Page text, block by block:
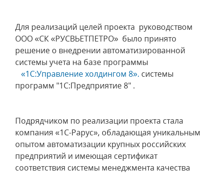
Для реализаций целей проекта руководством
ООО «СК «РУСВЬЕТПЕТРО» было принято
решение о внедрении автоматизированной
системы учета на базе программы
«1С:Управление холдингом 8». системы
программ "1С:Предприятие 8" .
Подрядчиком по реализации проекта стала
компания «1С-Рарус», обладающая уникальным
опытом автоматизации крупных российских
предприятий и имеющая сертификат
соответствия системы менеджмента качества